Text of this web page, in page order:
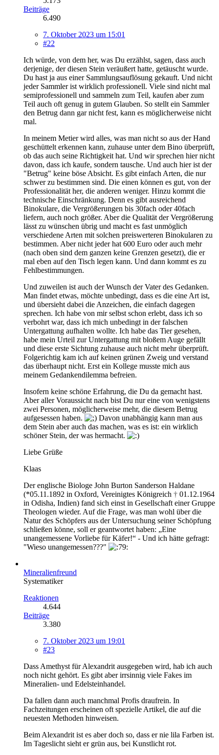
Beiträge
6.490
7. Oktober 2023 um 15:01
#22
Ich würde, von dem her, was Du erzählst, sagen, dass auch
derjenige, der diesen Stein veräußert hatte, getäuscht wurde.
Du hast ja aus einer Sammlungsauflösung gekauft. Und nicht
jeder Sammler ist wirklich professionell. Viele sind nicht mal
semiprofessionell und sammeln zum Teil, kaufen aber zum
Teil auch oft genug in gutem Glauben. So stellt ein Sammler
den Betrug dann gar nicht fest, kann es möglicherweise nicht
mal.
In meinem Metier wird alles, was man nicht so aus der Hand
geschüttelt erkennen kann, zuhause unter dem Bino überprüft,
ob das auch seine Richtigkeit hat. Und wir sprechen hier nicht
davon, dass ich kaufe, sondern tausche. Und auch hier ist der
"Betrug" keine böse Absicht. Es gibt einfach Arten, die nur
schwer zu bestimmen sind. Die einen können es gut, von der
Professionalität her, die anderen weniger. Hinzu kommt die
technische Einschränkung. Denn es gibt ausreichend
Binokulare, die Vergrößerungen bis 30fach oder 40fach
liefern, auch noch größer. Aber die Qualität der Vergrößerung
lässt zu wünschen übrig und macht es fast unmöglich
verschiedene Arten mit solchen preiswerteren Binokularen zu
bestimmen. Aber nicht jeder hat 600 Euro oder auch mehr
(nach oben sind dem ganzen keine Grenzen gesetzt), die er
mal eben auf den Tisch legen kann. Und dann kommt es zu
Fehlbestimmungen.
Und zuweilen ist auch der Wunsch der Vater des Gedanken.
Man findet etwas, möchte unbedingt, dass es die eine Art ist,
und übersieht dabei die Anzeichen, die einfach dagegen
sprechen. Ich habe von mir selbst schon erlebt, dass ich so
verbohrt war, dass ich mich unbedingt in der falschen
Untergattung aufhalten wollte. Ich habe das Tier gesehen,
habe mein Urteil zur Untergattung mit bloßem Auge gefällt
und diese erste Sichtung zuhause auch nicht mehr überprüft.
Folgerichtig kam ich auf keinen grünen Zweig und verstand
das überhaupt nicht. Erst ein Kollege musste mich aus
meinem Gedankendilemma befreien.
Insofern keine schöne Erfahrung, die Du da gemacht hast.
Aber aller Voraussicht nach bist Du nur eine von wenigstens
zwei Personen, möglicherweise mehr, die diesem Betrug
aufgesessen haben.
Davon unabhängig kann man aus
dem Stein aber auch das machen, was es ist: ein wirklich
schöner Stein, der was hermacht.
Liebe Grüße
Klaas
Der englische Biologe John Burton Sanderson Haldane
(*05.11.1892 in Oxford, Vereinigtes Königreich † 01.12.1964
in Odisha, Indien) fand sich einst in Gesellschaft einer Gruppe
Theologen wieder. Auf die Frage, was man wohl über die
Natur des Schöpfers aus der Untersuchung seiner Schöpfung
schließen könne, soll er geantwortet haben: „Eine
unangemessene Vorliebe für Käfer!“ - Und ich hätte gefragt:
"Wieso unangemessen???"
Mineralienfreund
Systematiker
Reaktionen
4.644
Beiträge
3.380
7. Oktober 2023 um 19:01
#23
Dass Amethyst für Alexandrit ausgegeben wird, hab ich auch
noch nicht gehört. Es gibt aber irrsinnig viele Fakes im
Mineralien- und Edelsteinhandel.
Da fallen dann auch manchmal Profis draufrein. In
Fachzeitungen erscheinen oft spezielle Artikel, die auf die
neuesten Methoden hinweisen.
Beim Alexandrit ist es aber doch so, dass er nie lila Farben ist.
Im Tageslicht sieht er grün aus, bei Kunstlicht rot.